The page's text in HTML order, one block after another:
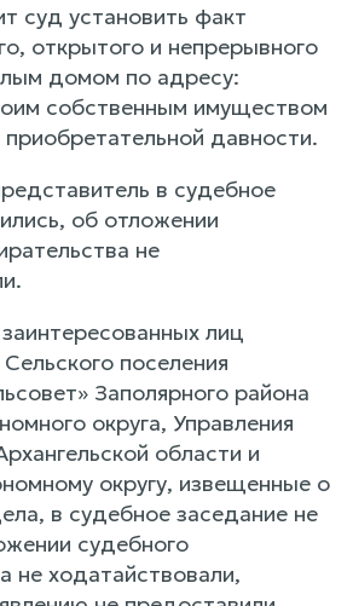
суд установить факт
открытого и непрерывного
домом по адресу:
собственным имуществом
приобретательной давности.
в судебное
об отложении
не
лиц
поселения
Заполярного района
округа, Управления
области и
округу, извещенные о
в судебное заседание не
судебного
не ходатайствовали,